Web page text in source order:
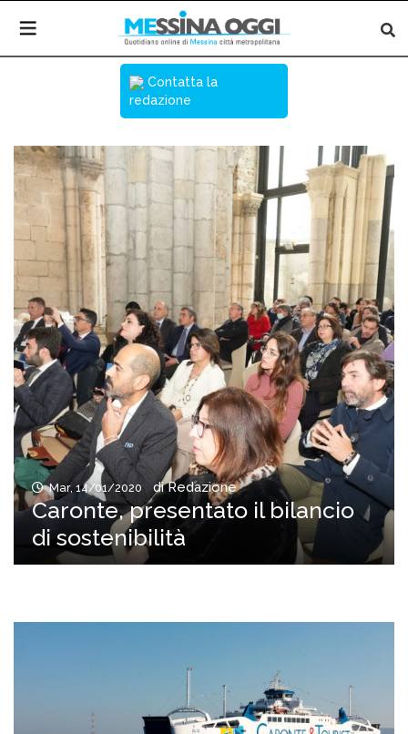
Contatta la
redazione
Mar, 14/01/2020 di Redazione
Caronte, presentato il bilancio
di sostenibilità